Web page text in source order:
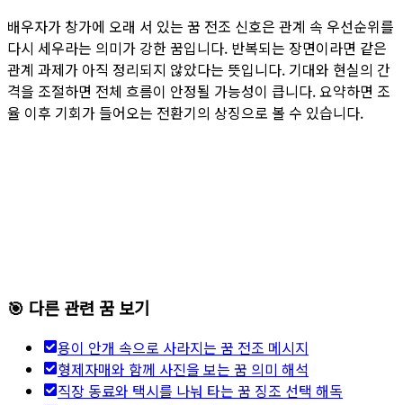
배우자가 창가에 오래 서 있는 꿈 전조 신호은 관계 속 우선순위를
다시 세우라는 의미가 강한 꿈입니다. 반복되는 장면이라면 같은
관계 과제가 아직 정리되지 않았다는 뜻입니다. 기대와 현실의 간
격을 조절하면 전체 흐름이 안정될 가능성이 큽니다. 요약하면 조
율 이후 기회가 들어오는 전환기의 상징으로 볼 수 있습니다.
🎯 다른 관련 꿈 보기
용이 안개 속으로 사라지는 꿈 전조 메시지
형제자매와 함께 사진을 보는 꿈 의미 해석
직장 동료와 택시를 나눠 타는 꿈 징조 선택 해독